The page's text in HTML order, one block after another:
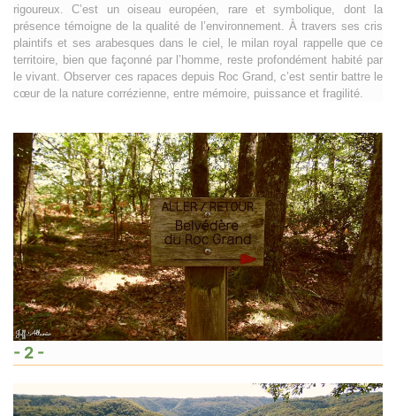
rigoureux. C’est un oiseau européen, rare et symbolique, dont la
présence témoigne de la qualité de l’environnement. À travers ses cris
plaintifs et ses arabesques dans le ciel, le milan royal rappelle que ce
territoire, bien que façonné par l’homme, reste profondément habité par
le vivant. Observer ces rapaces depuis Roc Grand, c’est sentir battre le
cœur de la nature corrézienne, entre mémoire, puissance et fragilité.
- 2 -